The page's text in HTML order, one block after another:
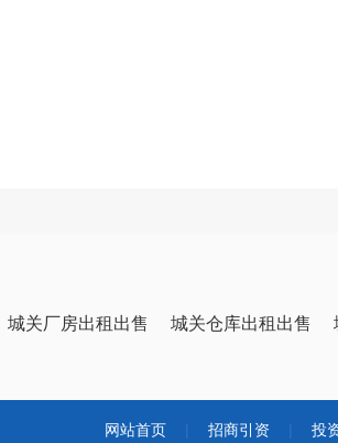
城关厂房出租出售 城关仓库出租出售
网站首页 招商引资 投